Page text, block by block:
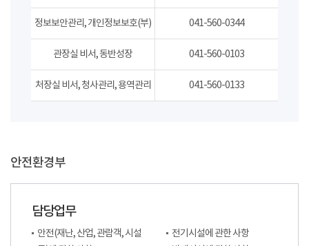
정보보안관리, 개인정보보호(부) 041-560-0344
관장실 비서, 동반성장 041-560-0103
처장실 비서, 청사관리, 용역관리 041-560-0133
안전환경부
담당업무
안전(재난, 산업, 관람객, 시설
전기시설에 관한 사항